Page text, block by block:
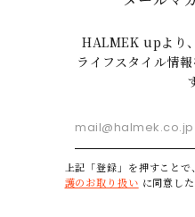
HALMEK upより
ライフスタイル情
上記「登録」を押すことで
護のお取り扱い に同意し